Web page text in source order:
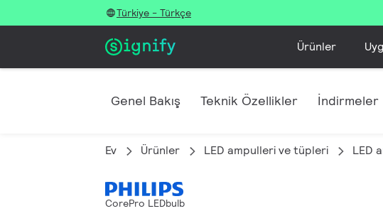
Türkiye - Türkçe
Ürünler
Genel Bakış Teknik Özellikler İndirmeler
Ev Ürünler LED ampulleri ve tüpleri LED
CorePro LEDbulb